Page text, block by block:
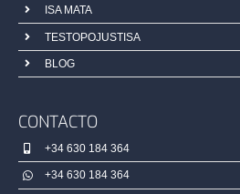
ISA MATA
TESTOPOJUSTISA
BLOG
CONTACTO
+34 630 184 364
+34 630 184 364